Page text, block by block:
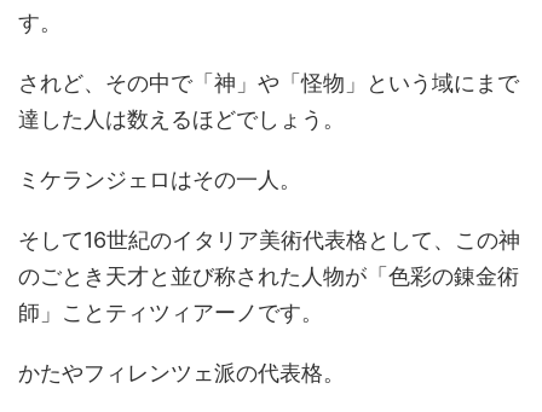
す。
されど、その中で「神」や「怪物」という域にまで
達した人は数えるほどでしょう。
ミケランジェロはその一人。
そして16世紀のイタリア美術代表格として、この神
のごとき天才と並び称された人物が「色彩の錬金術
師」ことティツィアーノです。
かたやフィレンツェ派の代表格。